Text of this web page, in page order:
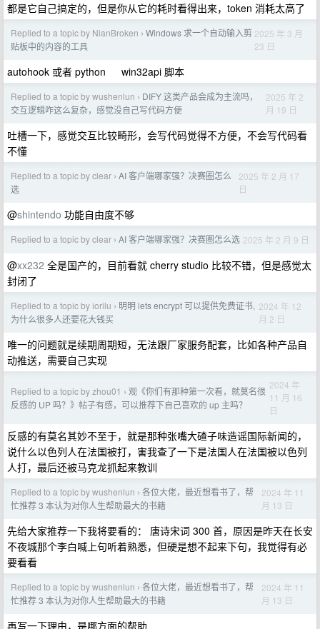
都是它自己搞定的，但是你从它的耗时看得出来，token 消耗太高了
Replied to a topic by NianBroken › Windows 求一个自动输入剪
贴板中的内容的工具
2025 年 3 月
23 日
autohook 或者 python win32api 脚本
Replied to a topic by wushenlun › DIFY 这类产品会成为主流吗，
交互逻辑咋这么复杂，感觉没自己写代码方便
2025 年 2
月 19 日
吐槽一下，感觉交互比较畸形，会写代码觉得不方便，不会写代码看
不懂
Replied to a topic by clear › AI 客户端哪家强？决赛圈怎么
选
2025 年 2 月 17
日
@shintendo 功能自由度不够
Replied to a topic by clear › AI 客户端哪家强？决赛圈怎么选 2025 年 2 月 9 日
@xx232 全是国产的，目前看就 cherry studio 比较不错，但是感觉太
封闭了
Replied to a topic by iorilu › 明明 lets encrypt 可以提供免费证书,
为什么很多人还要花大钱买
2024 年 12
月 2 日
唯一的问题就是续期周期短，无法跟厂家服务配套，比如各种产品自
动推送，需要自己实现
Replied to a topic by zhou01 › 观《你们有那种第一次看，就莫名很
反感的 UP 吗？》帖子有感，可以推荐下自己喜欢的 up 主吗？
2024 年
11 月 16
日
反感的有莫名其妙不至于，就是那种张嘴大碴子味造谣国际新闻的，
说什么以色列人在法国被打，害我查了一下是法国人在法国被以色列
人打，最后还被马克龙抓起来教训
Replied to a topic by wushenlun › 各位大佬，最近想看书了，帮
忙推荐 3 本认为对你人生帮助最大的书籍
2024 年 11
月 13 日
先给大家推荐一下我将要看的： 唐诗宋词 300 首，原因是昨天在长安
不夜城那个李白喊上句听着熟悉，但硬是想不起来下句，我觉得有必
要看看
Replied to a topic by wushenlun › 各位大佬，最近想看书了，帮
忙推荐 3 本认为对你人生帮助最大的书籍
2024 年 11
月 13 日
再写一下理由，是哪方面的帮助